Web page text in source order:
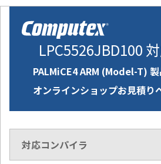
LPC5526JBD100
PALMiCE4 ARM (Model-T)
オンラインショップお見積り
対応コンパイラ